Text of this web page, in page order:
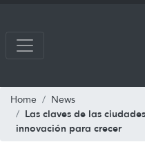
Home News
Las claves de las
innovación para crecer